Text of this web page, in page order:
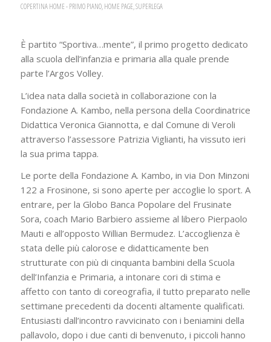
COPERTINA HOME - PRIMO PIANO,HOME PAGE,SUPERLEGA
È partito “Sportiva…mente”, il primo progetto dedicato
alla scuola dell’infanzia e primaria alla quale prende
parte l’Argos Volley.
L’idea nata dalla società in collaborazione con la
Fondazione A. Kambo, nella persona della Coordinatrice
Didattica Veronica Giannotta, e dal Comune di Veroli
attraverso l’assessore Patrizia Viglianti, ha vissuto ieri
la sua prima tappa.
Le porte della Fondazione A. Kambo, in via Don Minzoni
122 a Frosinone, si sono aperte per accoglie lo sport. A
entrare, per la Globo Banca Popolare del Frusinate
Sora, coach Mario Barbiero assieme al libero Pierpaolo
Mauti e all’opposto Willian Bermudez. L’accoglienza è
stata delle più calorose e didatticamente ben
strutturate con più di cinquanta bambini della Scuola
dell’Infanzia e Primaria, a intonare cori di stima e
affetto con tanto di coreografia, il tutto preparato nelle
settimane precedenti da docenti altamente qualificati.
Entusiasti dall’incontro ravvicinato con i beniamini della
pallavolo, dopo i due canti di benvenuto, i piccoli hanno